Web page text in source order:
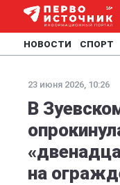
НОВОСТИ СПОРТ
23 июня 2026, 10:26
В
на